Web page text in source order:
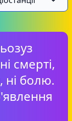
смерті,
ні болю.